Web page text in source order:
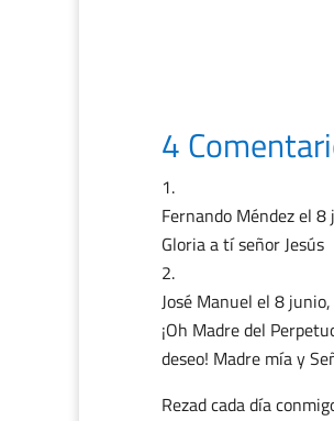
4
Fernando Méndezel 8
Gloria a tí señor Jesús
José Manuel el 8
¡Oh Madre del
deseo! Madre mía y
Rezad cada día